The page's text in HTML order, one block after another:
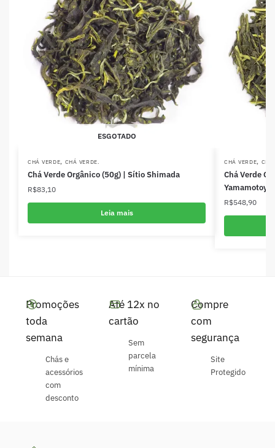
ESGOTADO
CHÁ VERDE, CHÁ VERDE.
Chá Verde Orgânico (50g) | Sítio Shimada
R$83,10
Leia mais
CHÁ VERDE, CHÁ
Chá Verde
R$548,90
Promoções
toda
semana
Chás e
acessórios
com
desconto
Até 12x no
cartão
Sem
parcela
mínima
Compre
com
segurança
Site
Protegido